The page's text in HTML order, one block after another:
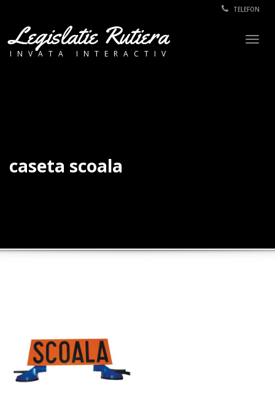
TELEFON
Legislatie Rutiera
INVATA INTERACTIV
caseta scoala